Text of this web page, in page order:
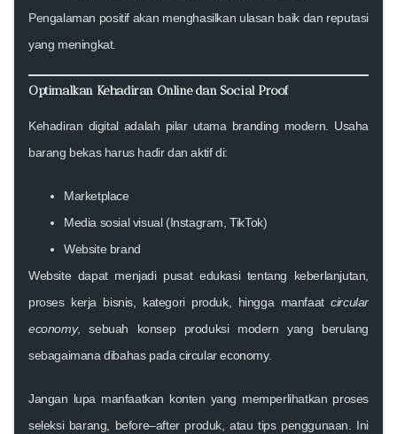
Pengalaman positif akan menghasilkan ulasan baik dan reputasi
yang meningkat.
Optimalkan Kehadiran Online dan Social Proof
Kehadiran digital adalah pilar utama branding modern. Usaha
barang bekas harus hadir dan aktif di:
Marketplace
Media sosial visual (Instagram, TikTok)
Website brand
Website dapat menjadi pusat edukasi tentang keberlanjutan,
proses kerja bisnis, kategori produk, hingga manfaatcircular
economy, sebuah konsep produksi modern yang berulang
sebagaimana dibahas padacircular economy.
Jangan lupa manfaatkan konten yang memperlihatkan proses
seleksi barang, before–after produk, atau tips penggunaan. Ini